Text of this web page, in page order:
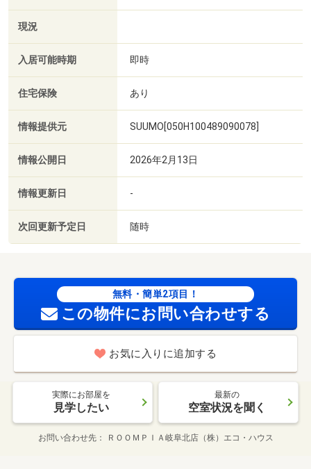
現況
入居可能時期 即時
住宅保険 あり
情報提供元 SUUMO[050H100489090078]
情報公開日 2026年2月13日
情報更新日 -
次回更新予定日 随時
無料・簡単2項目！
この物件にお問い合わせする
お気に入りに追加する
実際にお部屋を
見学したい
最新の
空室状況を聞く
お問い合わせ先 ＲＯＯＭＰＩＡ岐阜北店（株）エコ・ハウス